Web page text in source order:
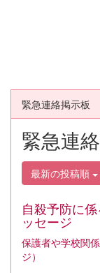
緊急連絡掲示板
緊急連
最新の投稿順
自殺予防に
ッセージ
保護者や学校関
ジ）